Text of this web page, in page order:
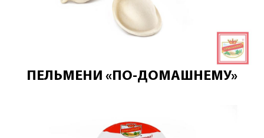
ПЕЛЬМЕНИ «ПО-ДОМАШНЕМУ»